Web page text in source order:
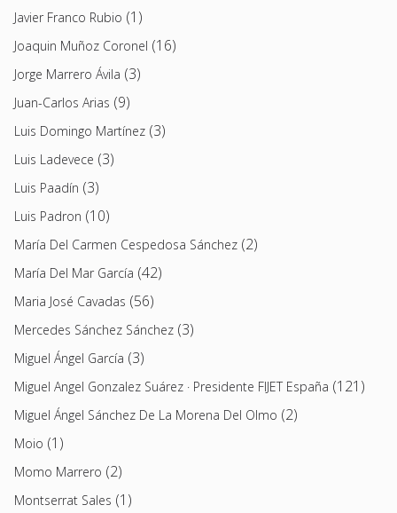
Javier Franco Rubio (1)
Joaquin Muñoz Coronel (16)
Jorge Marrero Ávila (3)
Juan-Carlos Arias (9)
Luis Domingo Martínez (3)
Luis Ladevece (3)
Luis Paadín (3)
Luis Padron (10)
María Del Carmen Cespedosa Sánchez (2)
María Del Mar García (42)
Maria José Cavadas (56)
Mercedes Sánchez Sánchez (3)
Miguel Ángel García (3)
Miguel Angel Gonzalez Suárez · Presidente FIJET España (121)
Miguel Ángel Sánchez De La Morena Del Olmo (2)
Moio (1)
Momo Marrero (2)
Montserrat Sales (1)